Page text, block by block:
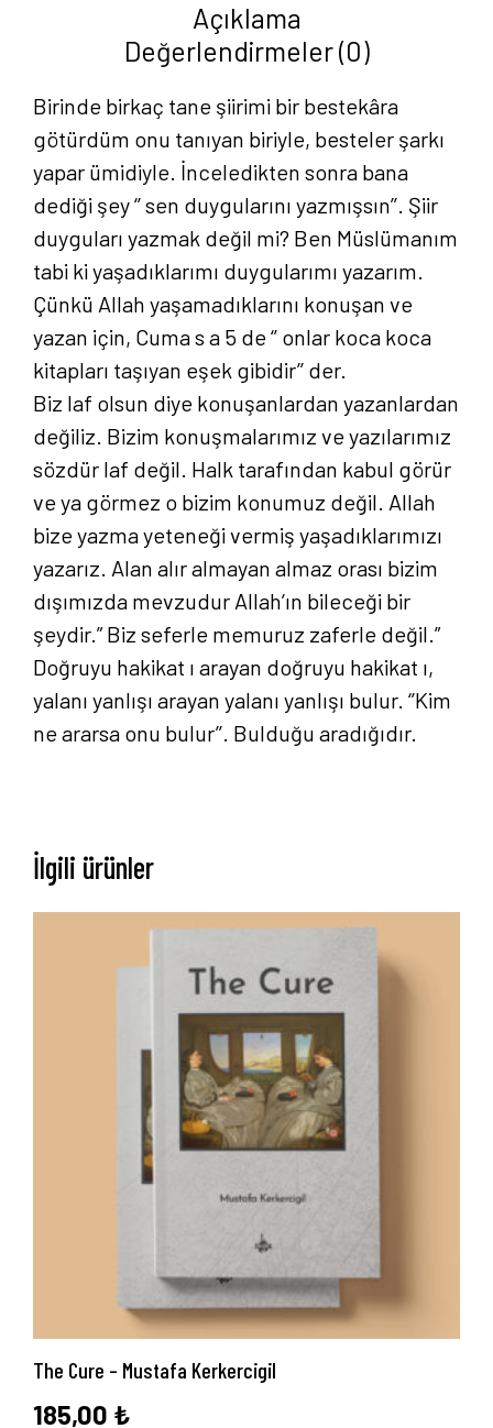
Yayın Paketlerimiz
Açıklama
Değerlendirmeler (0)
Birinde birkaç tane şiirimi bir bestekâra
götürdüm onu tanıyan biriyle, besteler şarkı
yapar ümidiyle. İnceledikten sonra bana
dediği şey ‘’ sen duygularını yazmışsın’’. Şiir
duyguları yazmak değil mi? Ben Müslümanım
tabi ki yaşadıklarımı duygularımı yazarım.
Çünkü Allah yaşamadıklarını konuşan ve
yazan için, Cuma s a 5 de ‘’ onlar koca koca
kitapları taşıyan eşek gibidir’’ der.
Biz laf olsun diye konuşanlardan yazanlardan
değiliz. Bizim konuşmalarımız ve yazılarımız
sözdür laf değil. Halk tarafından kabul görür
ve ya görmez o bizim konumuz değil. Allah
bize yazma yeteneği vermiş yaşadıklarımızı
yazarız. Alan alır almayan almaz orası bizim
dışımızda mevzudur Allah’ın bileceği bir
şeydir.” Biz seferle memuruz zaferle değil.”
Doğruyu hakikat ı arayan doğruyu hakikat ı,
yalanı yanlışı arayan yalanı yanlışı bulur. ‘’Kim
ne ararsa onu bulur’’. Bulduğu aradığıdır.
İlgili ürünler
The Cure – Mustafa Kerkercigil
185,00 ₺